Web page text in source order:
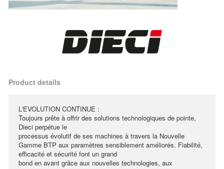
Product details
L'EVOLUTION CONTINUE :
Toujours prête à offrir des solutions technologiques de pointe,
Dieci perpétue le
processus évolutif de ses machines à travers la Nouvelle
Gamme BTP aux paramètres sensiblement améliorés. Fiabilité,
efficacité et sécurité font un grand
bond en avant grâce aux nouvelles technologies, aux